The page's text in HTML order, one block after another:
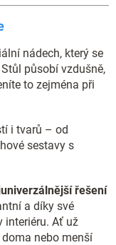
nádech, který se
působí vzdušně,
to zejména při
i tvarů – od
sestavy s
řešení
a díky své
interiéru. Ať už
nebo menší